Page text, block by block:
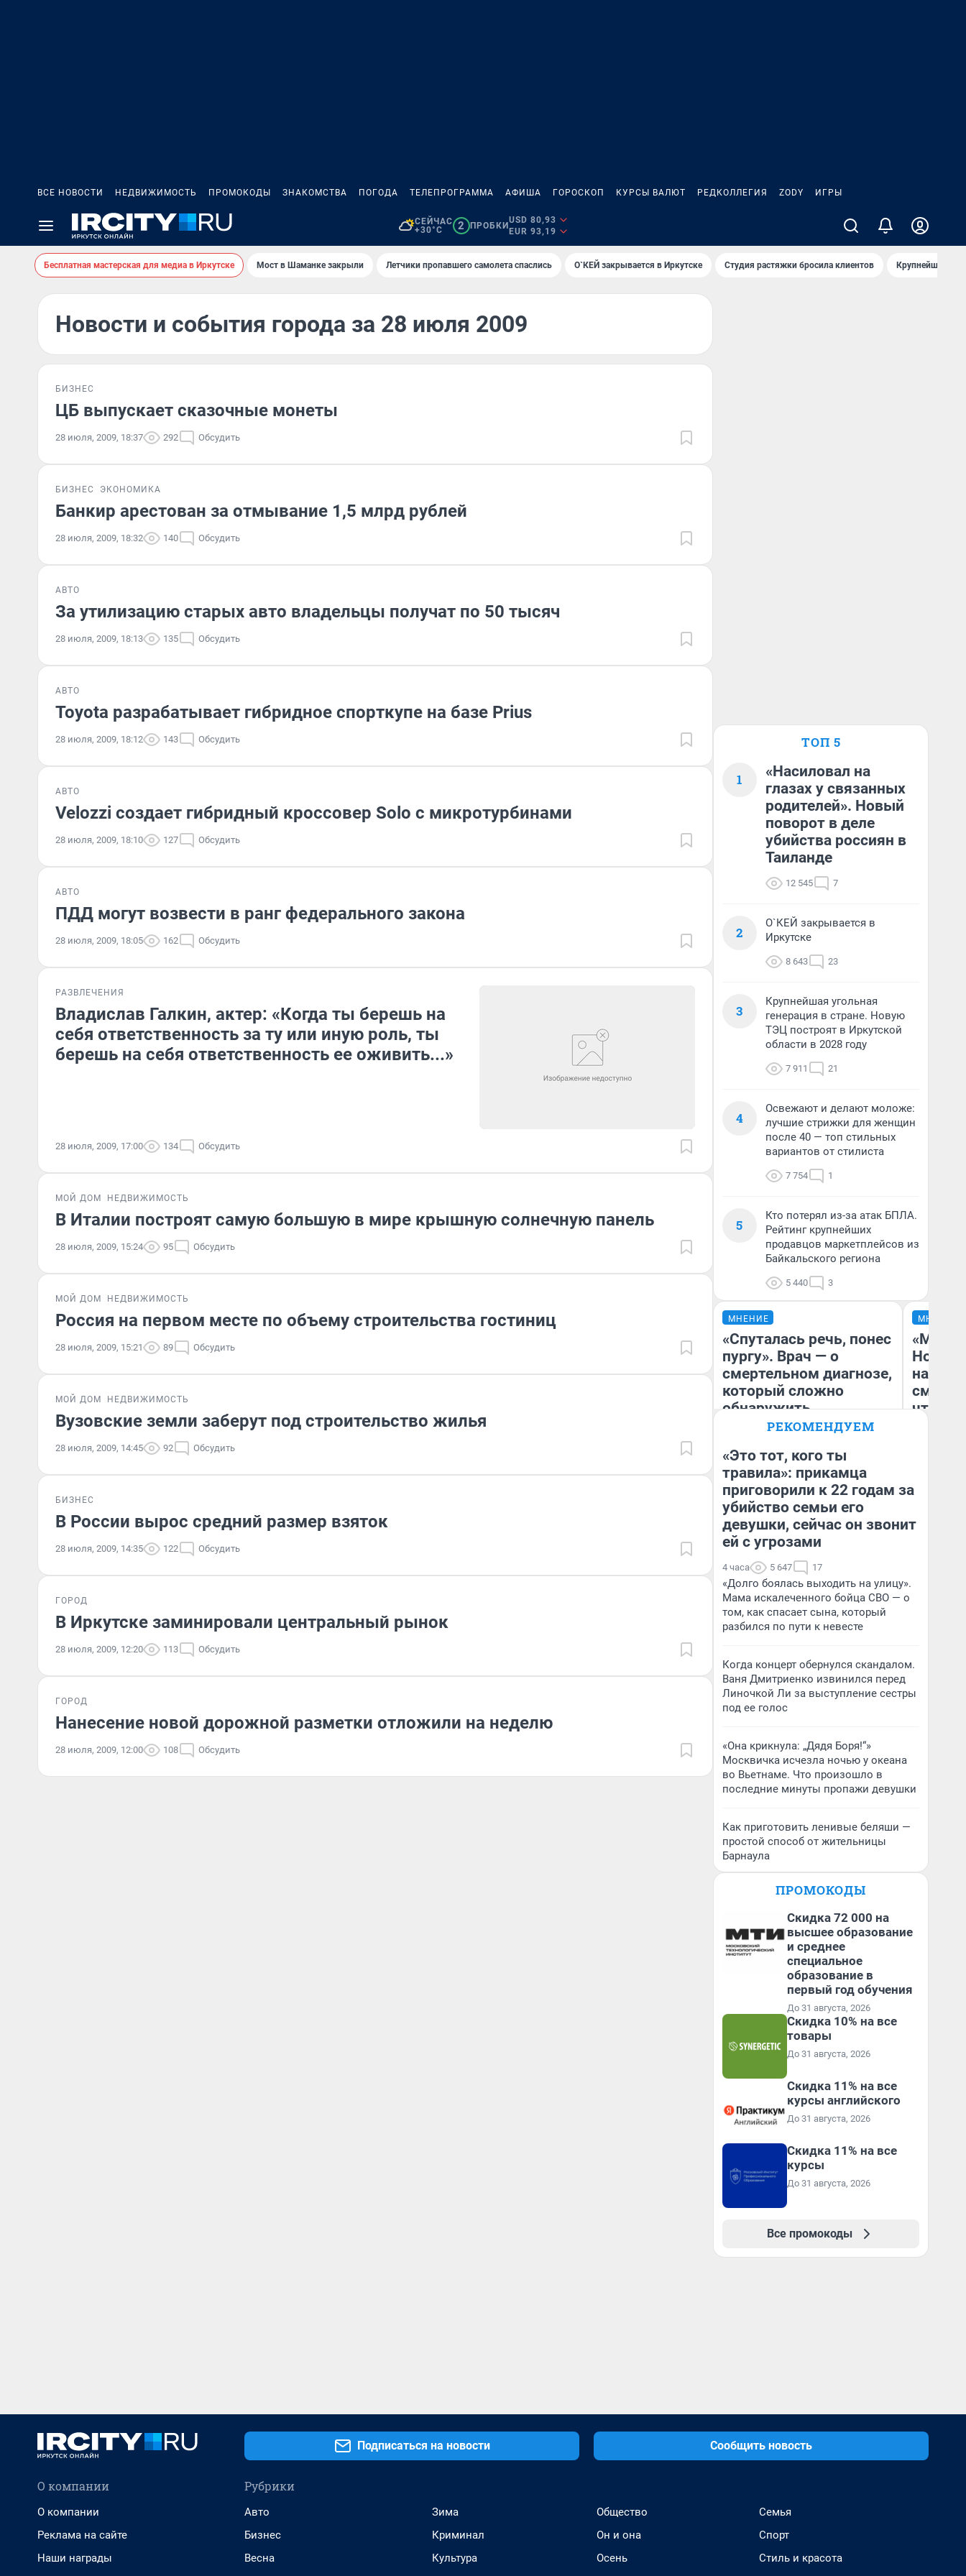
ВСЕ НОВОСТИ НЕДВИЖИМОСТЬ ПРОМОКОДЫ ЗНАКОМСТВА ПОГОДА ТЕЛЕПРОГРАММА АФИША ГОРОСКОП КУРСЫ ВАЛЮТ РЕДКОЛЛЕГИЯ ZODY ИГРЫ
СЕЙЧАС
+30°C
2 ПРОБКИ
USD 80,93
EUR 93,19
Бесплатная мастерская для медиа в Иркутске Мост в Шаманке закрыли Летчики пропавшего самолета спаслись О`КЕЙ закрывается в Иркутске Студия растяжки бросила клиентов Крупнейшие
Новости и события города за 28 июля 2009
БИЗНЕС
ЦБ выпускает сказочные монеты
28 июля, 2009, 18:37 292 Обсудить
БИЗНЕС ЭКОНОМИКА
Банкир арестован за отмывание 1,5 млрд рублей
28 июля, 2009, 18:32 140 Обсудить
АВТО
За утилизацию старых авто владельцы получат по 50 тысяч
28 июля, 2009, 18:13 135 Обсудить
АВТО
Toyota разрабатывает гибридное спорткупе на базе Prius
28 июля, 2009, 18:12 143 Обсудить
АВТО
Velozzi создает гибридный кроссовер Solo с микротурбинами
28 июля, 2009, 18:10 127 Обсудить
АВТО
ПДД могут возвести в ранг федерального закона
28 июля, 2009, 18:05 162 Обсудить
РАЗВЛЕЧЕНИЯ
Владислав Галкин, актер: «Когда ты берешь на
себя ответственность за ту или иную роль, ты
берешь на себя ответственность ее оживить...»
28 июля, 2009, 17:00 134 Обсудить
МОЙ ДОМ НЕДВИЖИМОСТЬ
В Италии построят самую большую в мире крышную солнечную панель
28 июля, 2009, 15:24 95 Обсудить
МОЙ ДОМ НЕДВИЖИМОСТЬ
Россия на первом месте по объему строительства гостиниц
28 июля, 2009, 15:21 89 Обсудить
МОЙ ДОМ НЕДВИЖИМОСТЬ
Вузовские земли заберут под строительство жилья
28 июля, 2009, 14:45 92 Обсудить
БИЗНЕС
В России вырос средний размер взяток
28 июля, 2009, 14:35 122 Обсудить
ГОРОД
В Иркутске заминировали центральный рынок
28 июля, 2009, 12:20 113 Обсудить
ГОРОД
Нанесение новой дорожной разметки отложили на неделю
28 июля, 2009, 12:00 108 Обсудить
ТОП 5
1
«Насиловал на
глазах у связанных
родителей». Новый
поворот в деле
убийства россиян в
Таиланде
12 545 7
2
О`КЕЙ закрывается в
Иркутске
8 643 23
3
Крупнейшая угольная
генерация в стране. Новую
ТЭЦ построят в Иркутской
области в 2028 году
7 911 21
4
Освежают и делают моложе:
лучшие стрижки для женщин
после 40 — топ стильных
вариантов от стилиста
7 754 1
5
Кто потерял из-за атак БПЛА.
Рейтинг крупнейших
продавцов маркетплейсов из
Байкальского региона
5 440 3
МНЕНИЕ
«Спуталась речь, понес
пургу». Врач — о
смертельном диагнозе,
который сложно
обнаружить
Ирина Волкова
Главврач клиники
«Реабилитация доктора
Волковой»
МНЕНИЕ
«Мы
чтобы
РЕКОМЕНДУЕМ
«Это тот, кого ты
травила»: прикамца
приговорили к 22 годам за
убийство семьи его
девушки, сейчас он звонит
ей с угрозами
4 часа 5 647 17
«Долго боялась выходить на улицу».
Мама искалеченного бойца СВО — о
том, как спасает сына, который
разбился по пути к невесте
Когда концерт обернулся скандалом.
Ваня Дмитриенко извинился перед
Линочкой Ли за выступление сестры
под ее голос
«Она крикнула: „Дядя Боря!“»
Москвичка исчезла ночью у океана
во Вьетнаме. Что произошло в
последние минуты пропажи девушки
Как приготовить ленивые беляши —
простой способ от жительницы
Барнаула
ПРОМОКОДЫ
Скидка 72 000 на
высшее образование
и среднее
специальное
образование в
первый год обучения
До 31 августа, 2026
Скидка 10% на все
товары
До 31 августа, 2026
Скидка 11% на все
курсы английского
До 31 августа, 2026
Скидка 11% на все
курсы
До 31 августа, 2026
Все промокоды
Подписаться на новости Сообщить новость
О компании
О компании
Реклама на сайте
Наши награды
Рубрики
Авто
Бизнес
Весна
Зима
Криминал
Культура
Общество
Он и она
Осень
Семья
Спорт
Стиль и красота